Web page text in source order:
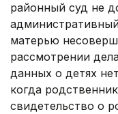
районный суд не
матерью
рассмотрении
данных о детях
когда
свидетельство о